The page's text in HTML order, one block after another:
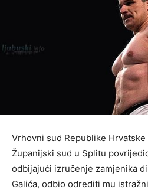
Vrhovni sud Republike
Županijski sud u Splitu
odbijajući izručenje zamjenika
Galića, odbio odrediti mu